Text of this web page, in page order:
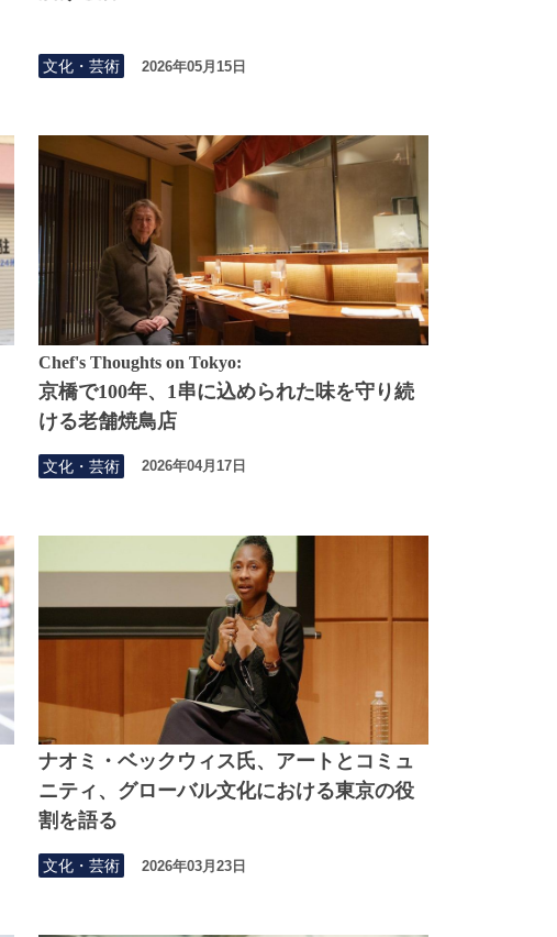
文化・芸術 2026年05月15日
Chef's Thoughts on Tokyo:
京橋で100年、1串に込められた味を守り続
ける老舗焼鳥店
文化・芸術 2026年04月17日
ナオミ・ベックウィス氏、アートとコミュ
ニティ、グローバル文化における東京の役
割を語る
文化・芸術 2026年03月23日